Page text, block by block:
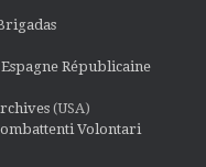
Espagne Républicaine
(USA)
Volontari